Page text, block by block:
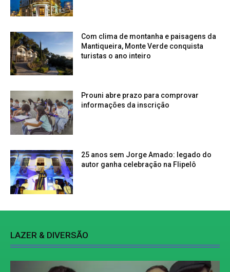
Com clima de montanha e paisagens da
Mantiqueira, Monte Verde conquista
turistas o ano inteiro
Prouni abre prazo para comprovar
informações da inscrição
25 anos sem Jorge Amado: legado do
autor ganha celebração na Flipelô
LAZER & DIVERSÃO